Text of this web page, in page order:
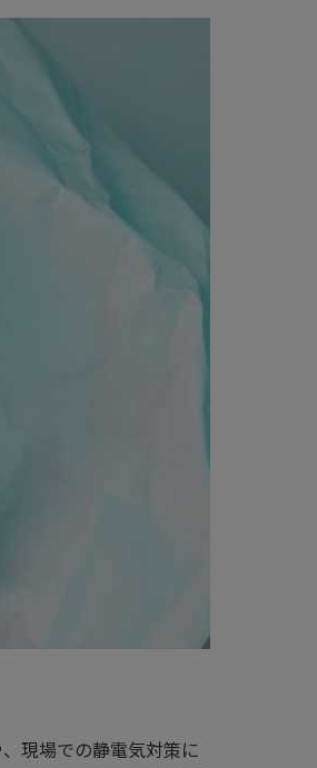
現場での静電気対策に